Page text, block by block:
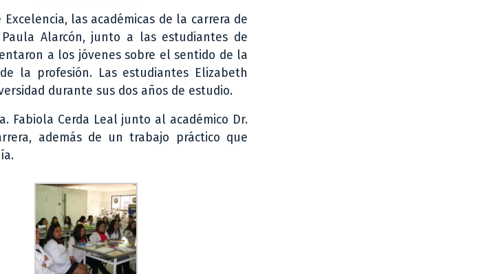
las académicas de la carrera de
Alarcón, junto a las estudiantes de
a los jóvenes sobre el sentido de la
la profesión. Las estudiantes Elizabeth
durante sus dos años de estudio.
Fabiola Cerda Leal junto al académico Dr.
además de un trabajo práctico que